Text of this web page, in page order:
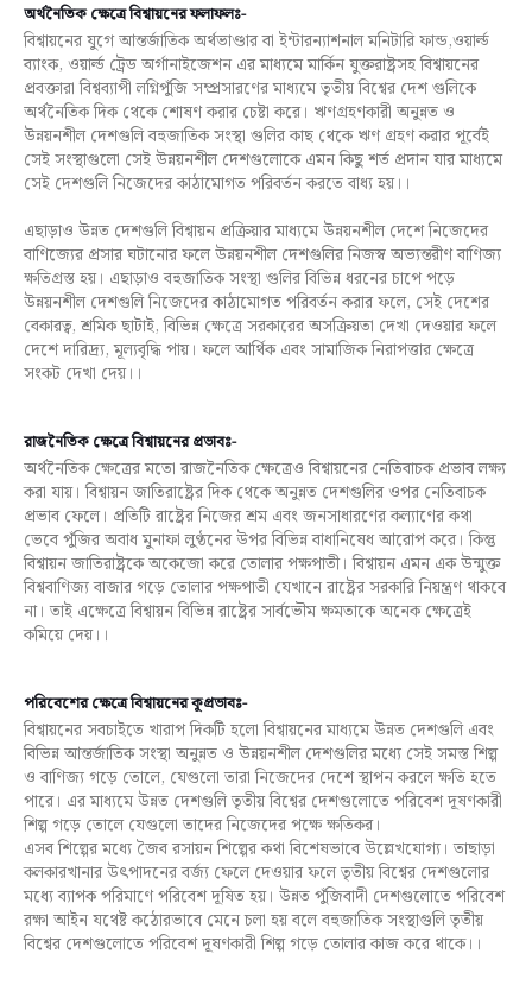
অর্থনৈতিক ক্ষেত্রে বিশ্বায়নের ফলাফলঃ-
বিশ্বায়নের যুগে আন্তর্জাতিক অর্থভাণ্ডার বা ইন্টারন্যাশনাল মনিটারি ফান্ড,ওয়ার্ল্ড
ব্যাংক, ওয়ার্ল্ড ট্রেড অর্গানাইজেশন এর মাধ্যমে মার্কিন যুক্তরাষ্ট্রসহ বিশ্বায়নের
প্রবক্তারা বিশ্বব্যাপী লগ্নিপুঁজি সম্প্রসারণের মাধ্যমে তৃতীয় বিশ্বের দেশ গুলিকে
অর্থনৈতিক দিক থেকে শোষণ করার চেষ্টা করে। ঋণগ্রহণকারী অনুন্নত ও
উন্নয়নশীল দেশগুলি বহুজাতিক সংস্থা গুলির কাছ থেকে ঋণ গ্রহণ করার পূর্বেই
সেই সংস্থাগুলো সেই উন্নয়নশীল দেশগুলোকে এমন কিছু শর্ত প্রদান যার মাধ্যমে
সেই দেশগুলি নিজেদের কাঠামোগত পরিবর্তন করতে বাধ্য হয়।।
এছাড়াও উন্নত দেশগুলি বিশ্বায়ন প্রক্রিয়ার মাধ্যমে উন্নয়নশীল দেশে নিজেদের
বাণিজ্যের প্রসার ঘটানোর ফলে উন্নয়নশীল দেশগুলির নিজস্ব অভ্যন্তরীণ বাণিজ্য
ক্ষতিগ্রস্ত হয়। এছাড়াও বহুজাতিক সংস্থা গুলির বিভিন্ন ধরনের চাপে পড়ে
উন্নয়নশীল দেশগুলি নিজেদের কাঠামোগত পরিবর্তন করার ফলে, সেই দেশের
বেকারত্ব, শ্রমিক ছাটাই, বিভিন্ন ক্ষেত্রে সরকারের অসক্রিয়তা দেখা দেওয়ার ফলে
দেশে দারিদ্র্য, মূল্যবৃদ্ধি পায়। ফলে আর্থিক এবং সামাজিক নিরাপত্তার ক্ষেত্রে
সংকট দেখা দেয়।।
রাজনৈতিক ক্ষেত্রে বিশ্বায়নের প্রভাবঃ-
অর্থনৈতিক ক্ষেত্রের মতো রাজনৈতিক ক্ষেত্রেও বিশ্বায়নের নেতিবাচক প্রভাব লক্ষ্য
করা যায়। বিশ্বায়ন জাতিরাষ্ট্রের দিক থেকে অনুন্নত দেশগুলির ওপর নেতিবাচক
প্রভাব ফেলে। প্রতিটি রাষ্ট্রের নিজের শ্রম এবং জনসাধারণের কল্যাণের কথা
ভেবে পুঁজির অবাধ মুনাফা লুণ্ঠনের উপর বিভিন্ন বাধানিষেধ আরোপ করে। কিন্তু
বিশ্বায়ন জাতিরাষ্ট্রকে অকেজো করে তোলার পক্ষপাতী। বিশ্বায়ন এমন এক উন্মুক্ত
বিশ্ববাণিজ্য বাজার গড়ে তোলার পক্ষপাতী যেখানে রাষ্ট্রের সরকারি নিয়ন্ত্রণ থাকবে
না। তাই এক্ষেত্রে বিশ্বায়ন বিভিন্ন রাষ্ট্রের সার্বভৌম ক্ষমতাকে অনেক ক্ষেত্রেই
কমিয়ে দেয়।।
পরিবেশের ক্ষেত্রে বিশ্বায়নের কূপ্রভাবঃ-
বিশ্বায়নের সবচাইতে খারাপ দিকটি হলো বিশ্বায়নের মাধ্যমে উন্নত দেশগুলি এবং
বিভিন্ন আন্তর্জাতিক সংস্থা অনুন্নত ও উন্নয়নশীল দেশগুলির মধ্যে সেই সমস্ত শিল্প
ও বাণিজ্য গড়ে তোলে, যেগুলো তারা নিজেদের দেশে স্থাপন করলে ক্ষতি হতে
পারে। এর মাধ্যমে উন্নত দেশগুলি তৃতীয় বিশ্বের দেশগুলোতে পরিবেশ দূষণকারী
শিল্প গড়ে তোলে যেগুলো তাদের নিজেদের পক্ষে ক্ষতিকর।
এসব শিল্পের মধ্যে জৈব রসায়ন শিল্পের কথা বিশেষভাবে উল্লেখযোগ্য। তাছাড়া
কলকারখানার উৎপাদনের বর্জ্য ফেলে দেওয়ার ফলে তৃতীয় বিশ্বের দেশগুলোর
মধ্যে ব্যাপক পরিমাণে পরিবেশ দূষিত হয়। উন্নত পুঁজিবাদী দেশগুলোতে পরিবেশ
রক্ষা আইন যথেষ্ট কঠোরভাবে মেনে চলা হয় বলে বহুজাতিক সংস্থাগুলি তৃতীয়
বিশ্বের দেশগুলোতে পরিবেশ দূষণকারী শিল্প গড়ে তোলার কাজ করে থাকে।।